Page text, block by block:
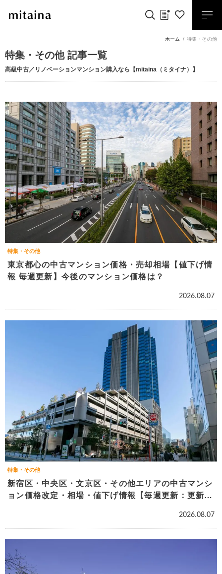
ホーム 特集・その他
特集・その他 記事一覧
高級中古／リノベーションマンション購入なら【mitaina（ミタイナ）】
特集・その他
東京都心の中古マンション価格・売却相場【値下げ情
報 毎週更新】今後のマンション価格は？
2026.08.07
特集・その他
新宿区・中央区・文京区・その他エリアの中古マンシ
ョン価格改定・相場・値下げ情報【毎週更新：更新日
2026.08.07